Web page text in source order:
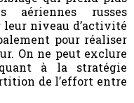
russes
niveau d’activité
pour réaliser
On ne peut exclure
à la stratégie
de l’effort entre